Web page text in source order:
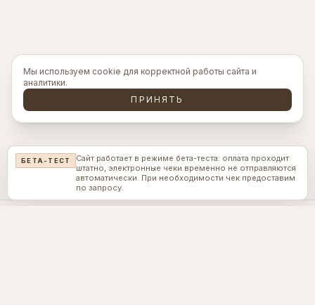
Мы используем cookie для корректной работы сайта и
аналитики.
ПРИНЯТЬ
БЕТА-ТЕСТ
Сайт работает в режиме бета-теста: оплата проходит
штатно, электронные чеки временно не отправляются
автоматически. При необходимости чек предоставим
по запросу.